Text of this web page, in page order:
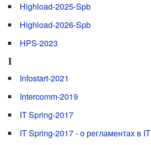
Highload-2025-Spb
Highload-2026-Spb
HPS-2023
I
Infostart-2021
Intercomm-2019
IT Spring-2017
IT Spring-2017 - о регламентах в IT